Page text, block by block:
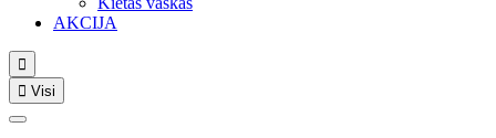
AKCIJA

 Visi